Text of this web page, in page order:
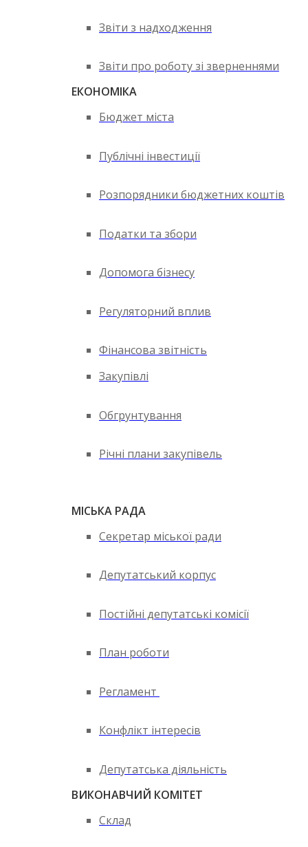
Звіти з надходження
Звіти про роботу зі зверненнями
ЕКОНОМІКА
Бюджет міста
Публічні інвестиції
Розпорядники бюджетних коштів
Податки та збори
Допомога бізнесу
Регуляторний вплив
Фінансова звітність
Закупівлі
Обгрунтування
Річні плани закупівель
МІСЬКА РАДА
Секретар міської ради
Депутатський корпус
Постійні депутатські комісії
План роботи
Регламент
Конфлікт інтересів
Депутатська діяльність
ВИКОНАВЧИЙ КОМІТЕТ
Склад